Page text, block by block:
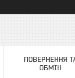
ПОВЕРНЕННЯ
ОБМІН